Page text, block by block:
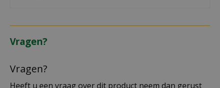
Vragen?
Vragen?
Heeft u een vraag over dit product neem dan gerust